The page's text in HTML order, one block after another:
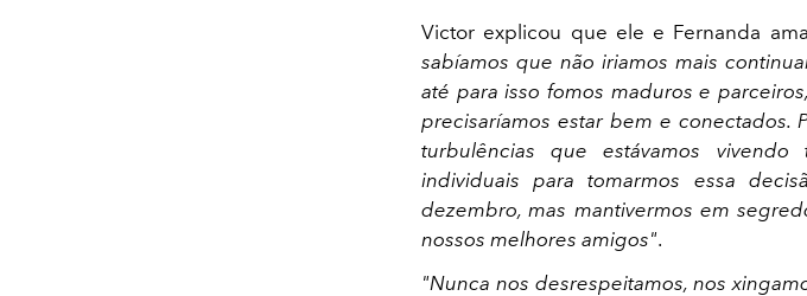
Victor explicou que ele e Fernanda
sabíamos que não iriamos mais
até para isso fomos maduros e
precisaríamos estar bem e conectados.
turbulências que estávamos
individuais para tomarmos essa
dezembro, mas mantivermos em
nossos melhores amigos".
"Nunca nos desrespeitamos, nos